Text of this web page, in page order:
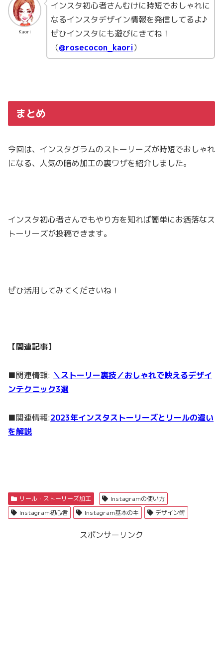
Kaori
インスタ初心者さんむけに時短でおしゃれに
なるインスタデザイン情報を発信してるよ♪
ぜひインスタにも遊びにきてね！
（@rosecocon_kaori）
まとめ
今回は、インスタグラムのストーリーズが時短でおしゃれ
になる、人気の暗め加工の裏ワザを紹介しました。
インスタ初心者さんでもやり方を知れば簡単にお洒落なス
トーリーズが投稿できます。
ぜひ活用してみてくださいね！
【関連記事】
■関連情報: ＼ストーリー裏技／おしゃれで映えるデザイ
ンテクニック3選
■関連情報:2023年インスタストーリーズとリールの違い
を解説
リール・ストーリーズ加工
Instagramの使い方
Instagram初心者
Instagram基本のキ デザイン術
スポンサーリンク